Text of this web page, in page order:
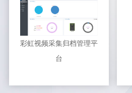
彩虹视频采集归档管理平
台